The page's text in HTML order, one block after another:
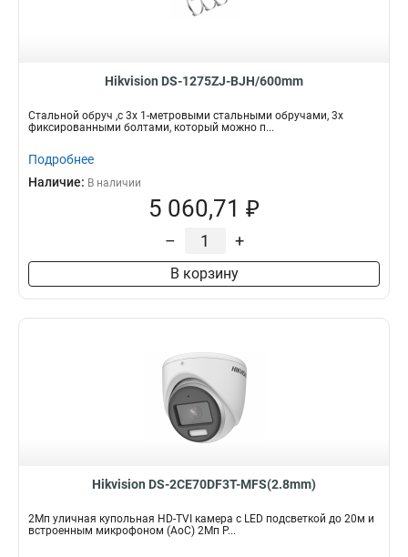
Hikvision DS-1275ZJ-BJH/600mm
Стальной обруч ,с 3x 1-метровыми стальными обручами, 3x
фиксированными болтами, который можно п...
Подробнее
Наличие: В наличии
5 060,71 ₽
– +
В корзину
Hikvision DS-2CE70DF3T-MFS(2.8mm)
2Мп уличная купольная HD-TVI камера с LED подсветкой до 20м и
встроенным микрофоном (AoC) 2Мп P...